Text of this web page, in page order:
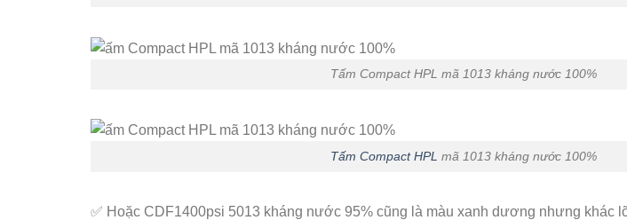
Tấm Compact HPL mã 1013 kháng nước 100%
Tấm Compact HPL mã 1013 kháng nước 100%
✅ Hoặc CDF1400psi 5013 kháng nước 95% cũng là màu xanh dương nhưng khác